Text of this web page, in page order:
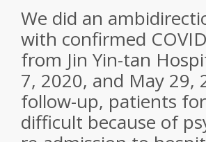
We did an
with confirmed
from Jin Yin-tan
7, 2020, and May 29,
follow-up, patients
difficult because of